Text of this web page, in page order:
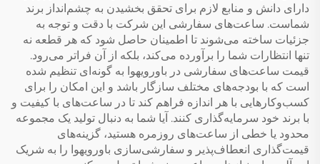
دارای دانش و منابع لازم برای تحقق بخشیدن به چشم‌انداز برند
شماست. ساعت‌های سفارشی این شرکت با دقت و توجه به
جزئیات ساخته می‌شوند تا اطمینان حاصل شود که هر قطعه نه
تنها انتظارات شما را برآورده می‌کند، بلکه از آن فراتر می‌رود.
قیمت ساعت‌های سفارشی در باورویهوا به گونه‌ای تنظیم شده
است که با بودجه‌های مختلف سازگار باشد و این امکان را برای
کسب‌وکارهایی با هر اندازه فراهم کند تا در ساعت‌های با کیفیت و
با برند خود سرمایه‌گذاری کنند. آیا شما به دنبال تولید یک مجموعه
محدود یا خطی از ساعت‌های روزمره هستید، گزینه‌های
قیمت‌گذاری انعطاف‌پذیر و سفارشی‌سازی باورویهوا را به شریک